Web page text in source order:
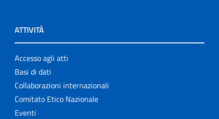
ATTIVITÀ
Accesso agli atti
Basi di dati
Collaborazioni internazionali
Comitato Etico Nazionale
Eventi